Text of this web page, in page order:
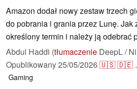
Amazon dodał nowy zestaw trzech
do pobrania i grania przez Lunę. Jak
określony termin i należy ją odebrać
Abdul Haddi (tłumaczenie DeepL /
Opublikowany25/05/2026🇺🇸🇩🇪
Gaming